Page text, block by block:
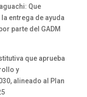
Que
entrega de ayuda
parte del GADM
que aprueba
y
alineado al Plan